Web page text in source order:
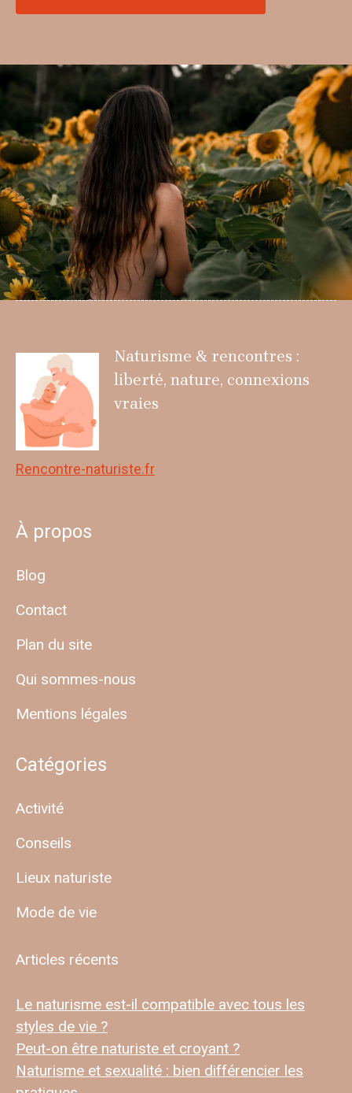
Naturisme & rencontres :
liberté, nature, connexions
vraies
Rencontre-naturiste.fr
À propos
Blog
Contact
Plan du site
Qui sommes-nous
Mentions légales
Catégories
Activité
Conseils
Lieux naturiste
Mode de vie
Articles récents
Le naturisme est-il compatible avec tous les
styles de vie ?
Peut-on être naturiste et croyant ?
Naturisme et sexualité : bien différencier les